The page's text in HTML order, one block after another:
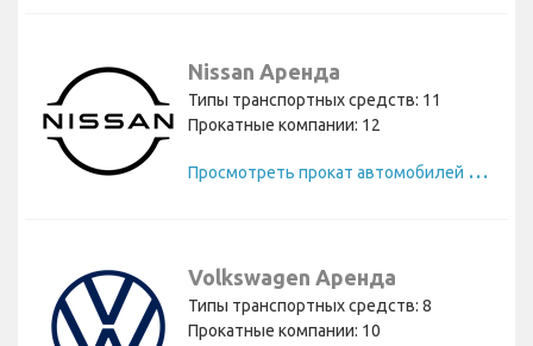
Nissan Аренда
Типы транспортных средств: 11
Прокатные компании: 12
П
росмотреть прокат автомобилей Nissan
Volkswagen Аренда
Типы транспортных средств: 8
Прокатные компании: 10